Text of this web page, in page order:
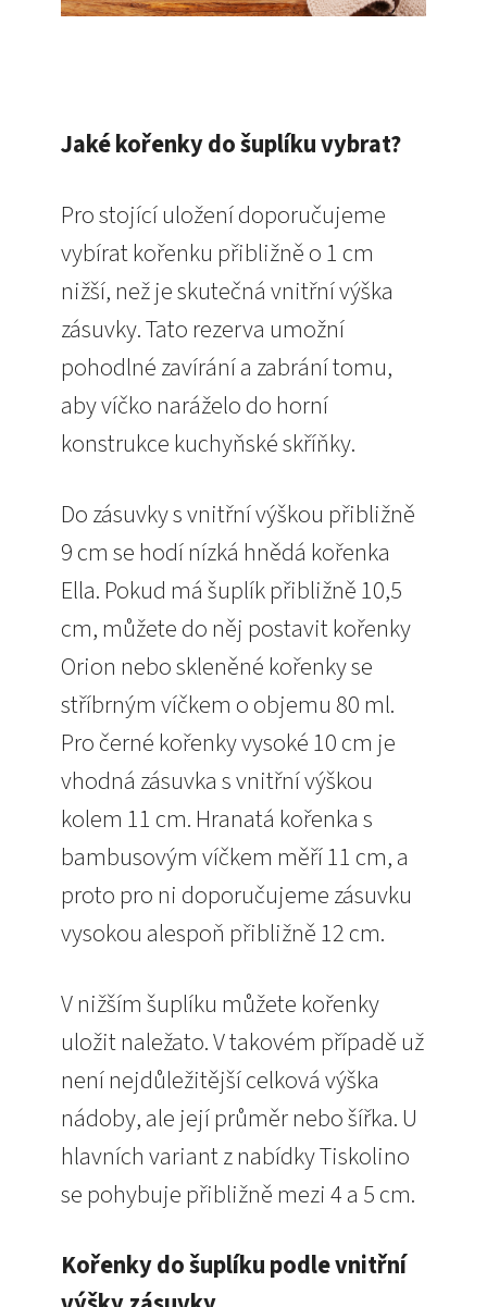
Jaké kořenky do šuplíku vybrat?
Pro stojící uložení doporučujeme
vybírat kořenku přibližně o 1 cm
nižší, než je skutečná vnitřní výška
zásuvky. Tato rezerva umožní
pohodlné zavírání a zabrání tomu,
aby víčko naráželo do horní
konstrukce kuchyňské skříňky.
Do zásuvky s vnitřní výškou přibližně
9 cm se hodí nízká hnědá kořenka
Ella. Pokud má šuplík přibližně 10,5
cm, můžete do něj postavit kořenky
Orion nebo skleněné kořenky se
stříbrným víčkem o objemu 80 ml.
Pro černé kořenky vysoké 10 cm je
vhodná zásuvka s vnitřní výškou
kolem 11 cm. Hranatá kořenka s
bambusovým víčkem měří 11 cm, a
proto pro ni doporučujeme zásuvku
vysokou alespoň přibližně 12 cm.
V nižším šuplíku můžete kořenky
uložit naležato. V takovém případě už
není nejdůležitější celková výška
nádoby, ale její průměr nebo šířka. U
hlavních variant z nabídky Tiskolino
se pohybuje přibližně mezi 4 a 5 cm.
Kořenky do šuplíku podle vnitřní